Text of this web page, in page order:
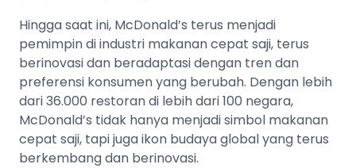
Hingga saat ini, McDonald’s terus menjadi
pemimpin di industri makanan cepat saji, terus
berinovasi dan beradaptasi dengan tren dan
preferensi konsumen yang berubah. Dengan lebih
dari 36.000 restoran di lebih dari 100 negara,
McDonald’s tidak hanya menjadi simbol makanan
cepat saji, tapi juga ikon budaya global yang terus
berkembang dan berinovasi​​​​.